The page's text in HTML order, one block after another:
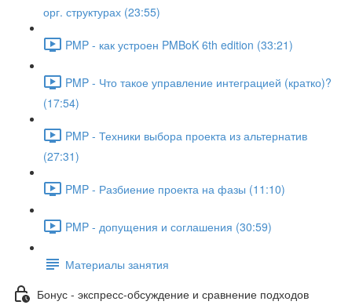
орг. структурах (23:55)
PMP - как устроен PMBoK 6th edition (33:21)
PMP - Что такое управление интеграцией (кратко)?
(17:54)
PMP - Техники выбора проекта из альтернатив
(27:31)
PMP - Разбиение проекта на фазы (11:10)
PMP - допущения и соглашения (30:59)
Материалы занятия
Бонус - экспресс-обсуждение и сравнение подходов